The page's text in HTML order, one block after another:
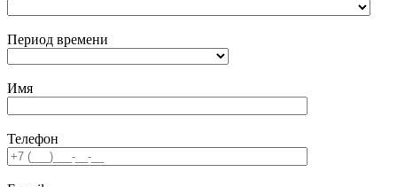
Период времени
Имя
Телефон